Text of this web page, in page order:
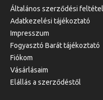
Általános szerződési
Adatkezelési tájékoztató
Impresszum
Fogyasztó Barát tájékoztató
Fiókom
Vásárlásaim
Elállás a szerződéstől